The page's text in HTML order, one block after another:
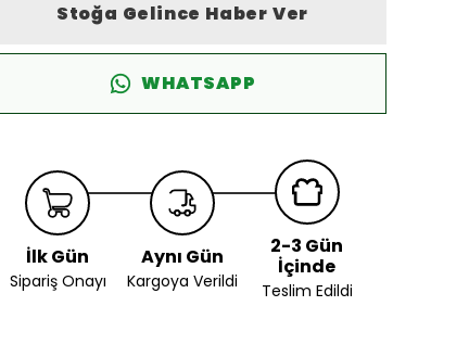
Stoğa Gelince Haber Ver
WHATSAPP
İlk Gün
Sipariş Onayı
Aynı Gün
Kargoya Verildi
2-3 Gün
İçinde
Teslim Edildi